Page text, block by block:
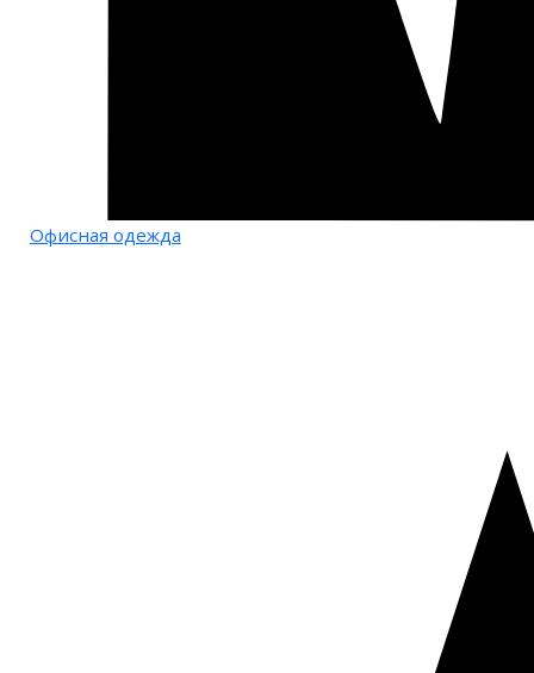
Офисная одежда